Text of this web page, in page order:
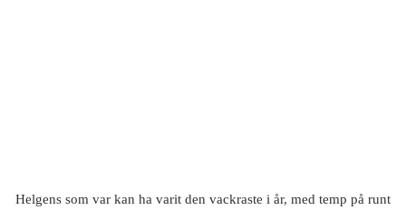
Helgens som var kan ha varit den vackraste i år, med temp på runt